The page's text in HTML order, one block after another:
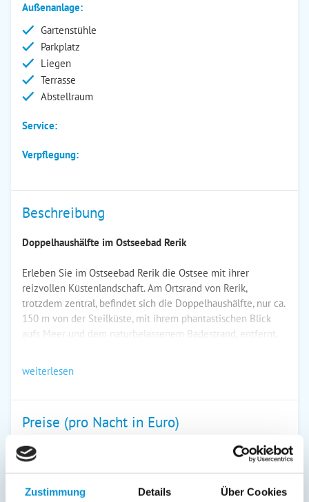
Zustimmung Details Über Cookies
Außenanlage:
Gartenstühle
Parkplatz
Liegen
Terrasse
Abstellraum
Service:
Verpflegung:
Beschreibung
Doppelhaushälfte im Ostseebad Rerik
Erleben Sie im Ostseebad Rerik die Ostsee mit ihrer
reizvollen Küstenlandschaft. Am Ortsrand von Rerik,
trotzdem zentral, befindet sich die Doppelhaushälfte, nur ca.
150 m von der Steilküste, mit ihrem phantastischen Blick
aufs Meer und dem naturbelassenem Badestrand, entfernt.
weiterlesen
Preise (pro Nacht in Euro)
Zeitraum
reinigung
jede Folge­
nacht
01. Jan - 05. Jan 165 € 80 €